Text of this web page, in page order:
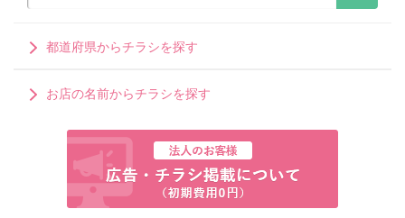
都道府県からチラシを探す
お店の名前からチラシを探す